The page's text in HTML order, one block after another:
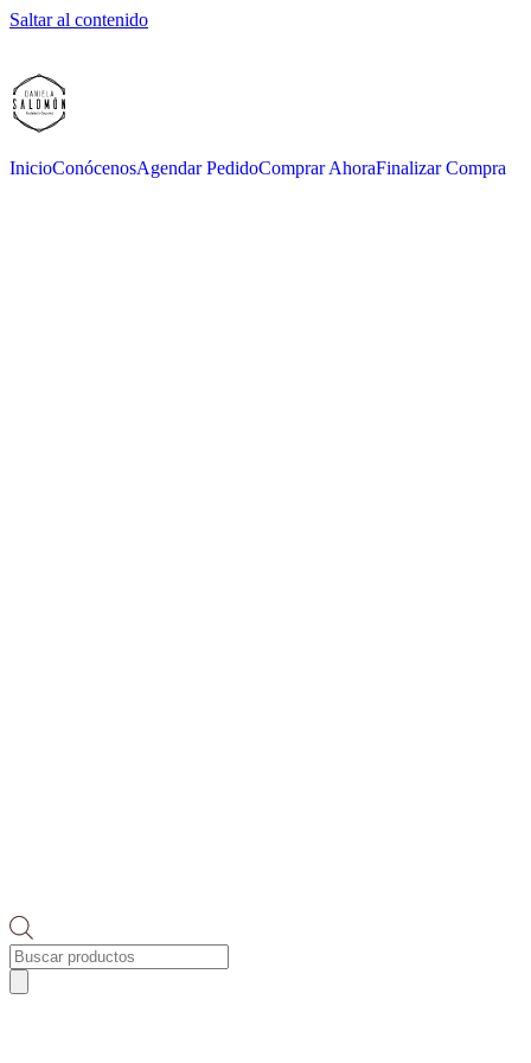
Saltar al contenido
InicioConócenosAgendar PedidoComprar AhoraFinalizar Compra